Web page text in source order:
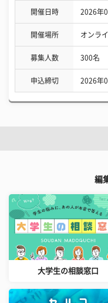
開催日時 2026年
開催場所 オンラ
募集人数 300名
申込締切 2026年
編
大学生の相談窓口